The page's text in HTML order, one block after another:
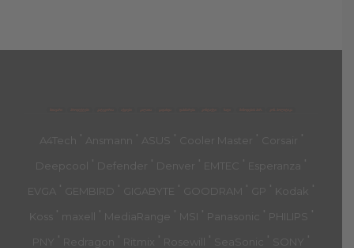
მთავარი კალათა
A4Tech ' Ansmann ' ASUS ' Cooler Master ' Corsair '
Deepcool ' Defender ' Denver ' EMTEC ' Esperanza '
EVGA ' GEMBIRD ' GIGABYTE ' GOODRAM ' GP ' Kodak '
Koss ' maxell ' MediaRange ' MSI ' Panasonic ' PHILIPS '
PNY ' Redragon ' Ritmix ' Rosewill ' SeaSonic ' SONY '